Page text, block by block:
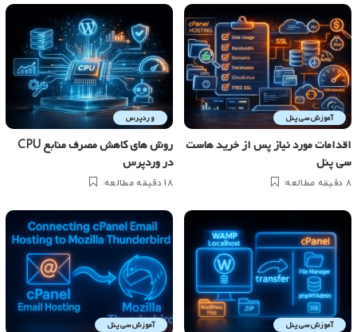
آموزش سی پنل
اقدامات مورد نیاز پس از خرید هاست
سی پنل
8 دقیقه مطالعه
وردپرس
روش های کاهش مصرف منابع CPU
در وردپرس
18 دقیقه مطالعه
آموزش سی پنل آموزش سی پنل